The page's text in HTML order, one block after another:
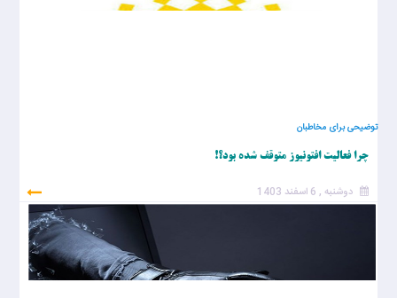
توضیحی برای مخاطبان
چرا فعالیت افتونیوز متوقف شده بود؟!
دوشنبه , 6 اسفند 1403